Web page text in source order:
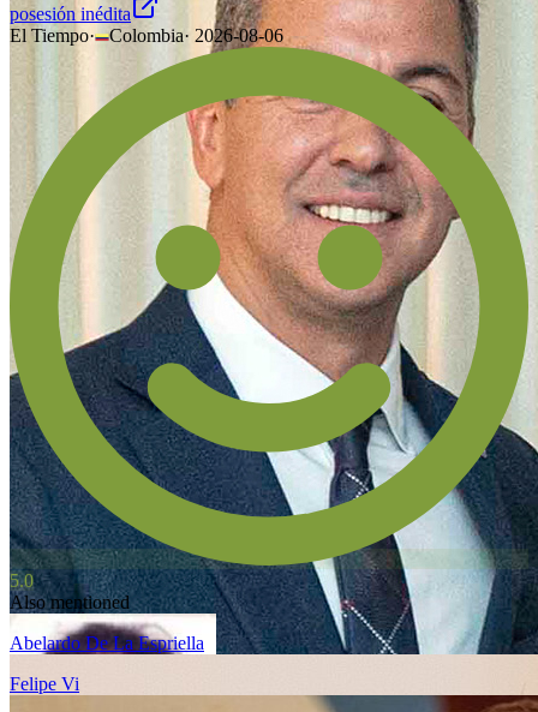
posesión inédita
El Tiempo· Colombia· 2026-08-06
5.0
Also mentioned
Abelardo De La Espriella
Felipe Vi